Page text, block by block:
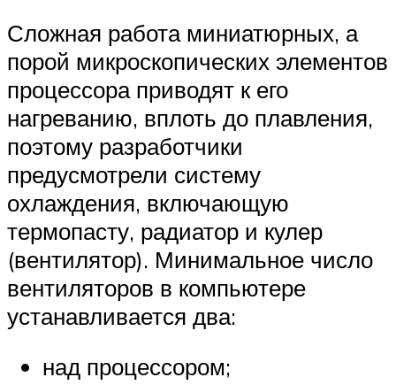
Сложная работа миниатюрных, а
порой микроскопических элементов
процессора приводят к его
нагреванию, вплоть до плавления,
поэтому разработчики
предусмотрели систему
охлаждения, включающую
термопасту, радиатор и кулер
(вентилятор). Минимальное число
вентиляторов в компьютере
устанавливается два:
над процессором;